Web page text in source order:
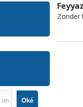
Oké
Feyyaz
Zonder